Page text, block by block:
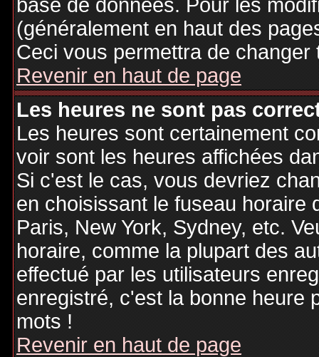
base de données. Pour les
(généralement en haut des
Ceci vous permettra de
Revenir en haut de page
Les heures ne sont pas
Les heures sont certainement
voir sont les heures affichées
Si c'est le cas, vous devriez
en choisissant le fuseau horaire
Paris, New York, Sydney, etc.
horaire, comme la plupart des
effectué par les utilisateurs
enregistré, c'est la bonne heure
mots !
Revenir en haut de page